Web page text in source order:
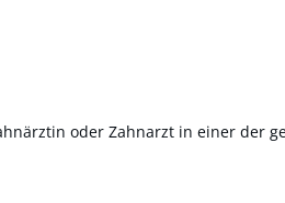
oder Zahnarzt in einer der